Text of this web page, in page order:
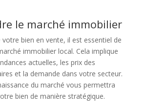
le marché immobilier
bien en vente, il est essentiel de
immobilier local. Cela implique
actuelles, les prix des
et la demande dans votre secteur.
du marché vous permettra
bien de manière stratégique.